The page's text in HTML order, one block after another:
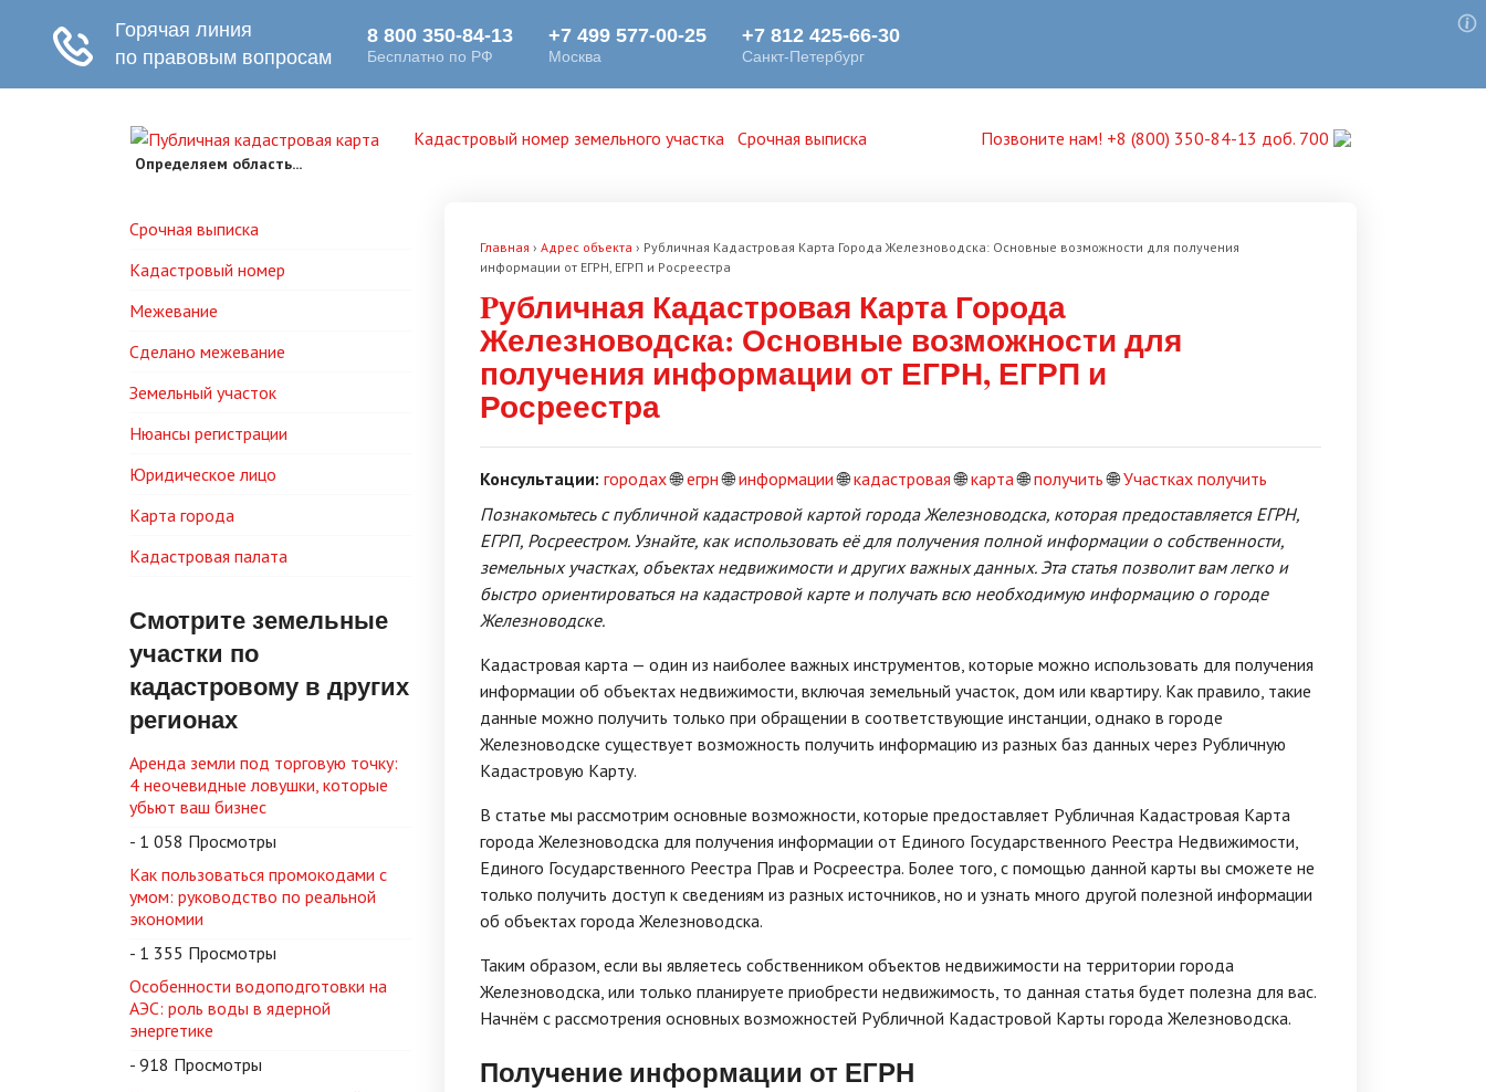
Кадастровый номер земельного участка Срочная выписка Позвоните нам! +8 (800) 350-84-13 доб. 700
Определяем область...
Главная › Адрес объекта › Pубличная Кадастровая Карта Города Железноводска: Основные возможности для получения
информации от ЕГРН, ЕГРП и Росреестра
Pубличная Кадастровая Карта Города
Железноводска: Основные возможности для
получения информации от ЕГРН, ЕГРП и
Росреестра
Консультации: городах🌐егрн🌐информации🌐кадастровая🌐карта🌐получить🌐Участках получить
Познакомьтесь с публичной кадастровой картой города Железноводска, которая предоставляется ЕГРН,
ЕГРП, Росреестром. Узнайте, как использовать её для получения полной информации о собственности,
земельных участках, объектах недвижимости и других важных данных. Эта статья позволит вам легко и
быстро ориентироваться на кадастровой карте и получать всю необходимую информацию о городе
Железноводске.
Кадастровая карта — один из наиболее важных инструментов, которые можно использовать для получения
информации об объектах недвижимости, включая земельный участок, дом или квартиру. Как правило, такие
данные можно получить только при обращении в соответствующие инстанции, однако в городе
Железноводске существует возможность получить информацию из разных баз данных через Рубличную
Кадастровую Карту.
В статье мы рассмотрим основные возможности, которые предоставляет Рубличная Кадастровая Карта
города Железноводска для получения информации от Единого Государственного Реестра Недвижимости,
Единого Государственного Реестра Прав и Росреестра. Более того, с помощью данной карты вы сможете не
только получить доступ к сведениям из разных источников, но и узнать много другой полезной информации
об объектах города Железноводска.
Таким образом, если вы являетесь собственником объектов недвижимости на территории города
Железноводска, или только планируете приобрести недвижимость, то данная статья будет полезна для вас.
Начнём с рассмотрения основных возможностей Рубличной Кадастровой Карты города Железноводска.
Получение информации от ЕГРН
Срочная выписка
Кадастровый номер
Межевание
Сделано межевание
Земельный участок
Нюансы регистрации
Юридическое лицо
Карта города
Кадастровая палата
Смотрите земельные
участки по
кадастровому в других
регионах
Аренда земли под торговую точку:
4 неочевидные ловушки, которые
убьют ваш бизнес
- 1 058 Просмотры
Как пользоваться промокодами с
умом: руководство по реальной
экономии
- 1 355 Просмотры
Особенности водоподготовки на
АЭС: роль воды в ядерной
энергетике
- 918 Просмотры